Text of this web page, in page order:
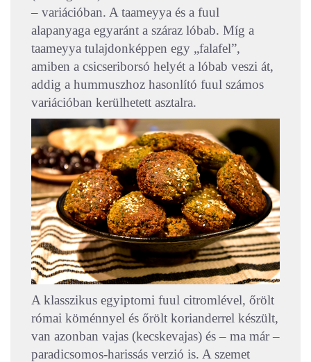
– variációban. A taameyya és a fuul
alapanyaga egyaránt a száraz lóbab. Míg a
taameyya tulajdonképpen egy „falafel”,
amiben a csicseriborsó helyét a lóbab veszi át,
addig a hummuszhoz hasonlító fuul számos
variációban kerülhetett asztalra.
A klasszikus egyiptomi fuul citromlével, őrölt
római köménnyel és őrölt korianderrel készült,
van azonban vajas (kecskevajas) és – ma már –
paradicsomos-harissás verzió is. A szemet